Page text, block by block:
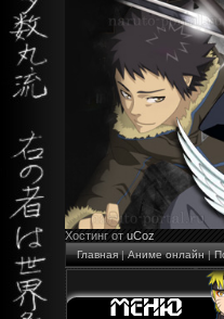
Хостинг от uCoz
Главная|Аниме онлайн|